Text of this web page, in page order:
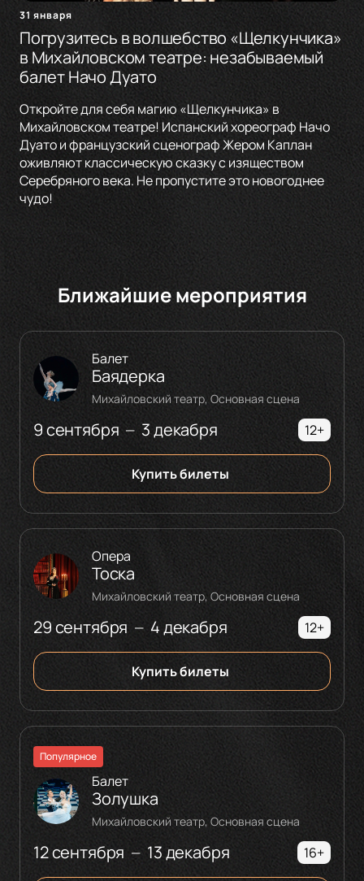
31 января
Погрузитесь в волшебство «Щелкунчика»
в Михайловском театре: незабываемый
балет Начо Дуато
Откройте для себя магию «Щелкунчика» в
Михайловском театре! Испанский хореограф Начо
Дуато и французский сценограф Жером Каплан
оживляют классическую сказку с изяществом
Серебряного века. Не пропустите это новогоднее
чудо!
Ближайшие мероприятия
9 сентября — 3 декабря
Балет
Баядерка
Михайловский театр, Основная сцена
12+
Купить билеты
29 сентября — 4 декабря
Опера
Тоска
Михайловский театр, Основная сцена
12+
Купить билеты
Популярное
12 сентября — 13 декабря
Балет
Золушка
Михайловский театр, Основная сцена
16+